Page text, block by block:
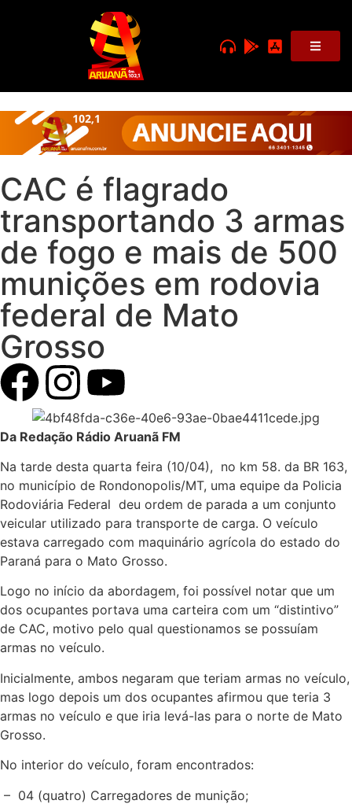
CAC é flagrado
transportando 3 armas
de fogo e mais de 500
munições em rodovia
federal de Mato
Grosso
Da Redação Rádio Aruanã FM
Na tarde desta quarta feira (10/04), no km 58. da BR 163,
no município de Rondonopolis/MT, uma equipe da Policia
Rodoviária Federal deu ordem de parada a um conjunto
veicular utilizado para transporte de carga. O veículo
estava carregado com maquinário agrícola do estado do
Paraná para o Mato Grosso.
Logo no início da abordagem, foi possível notar que um
dos ocupantes portava uma carteira com um “distintivo”
de CAC, motivo pelo qual questionamos se possuíam
armas no veículo.
Inicialmente, ambos negaram que teriam armas no veículo,
mas logo depois um dos ocupantes afirmou que teria 3
armas no veículo e que iria levá-las para o norte de Mato
Grosso.
No interior do veículo, foram encontrados:
– 04 (quatro) Carregadores de munição;